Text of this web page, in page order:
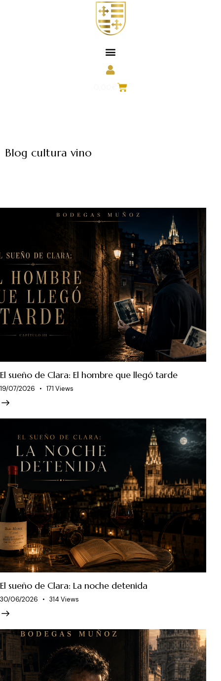
Blog cultura vino
El sueño de Clara: El hombre que llegó tarde
19/07/2026 171 Views
El sueño de Clara: La noche detenida
30/06/2026 314 Views